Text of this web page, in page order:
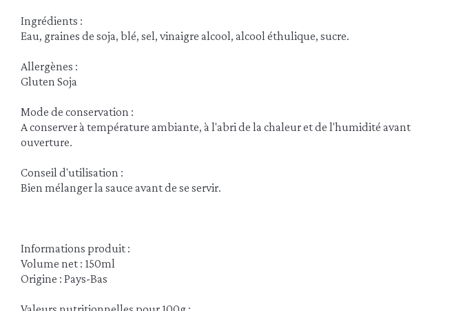
Ingrédients :
Eau, graines de soja, blé, sel, vinaigre alcool, alcool éthulique, sucre.
Allergènes :
Gluten Soja
Mode de conservation :
A conserver à température ambiante, à l'abri de la chaleur et de l'humidité avant
ouverture.
Conseil d'utilisation :
Bien mélanger la sauce avant de se servir.
Informations produit :
Volume net : 150ml
Origine : Pays-Bas